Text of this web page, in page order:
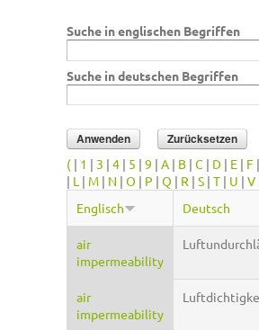
Suche in englischen Begriffen
Suche in deutschen Begriffen
( | 1 | 3 | 4 | 5 | 9 | A | B | C | D | E | F |
| L | M | N | O | P | Q | R | S | T | U | V
Englisch
Deutsch
air
impermeability
air
impermeability